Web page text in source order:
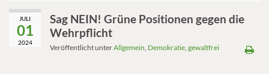
JULI
01
2024
Sag NEIN! Grüne Positionen gegen die
Wehrpflicht
Veröffentlicht unterAllgemein Demokratie gewaltfrei